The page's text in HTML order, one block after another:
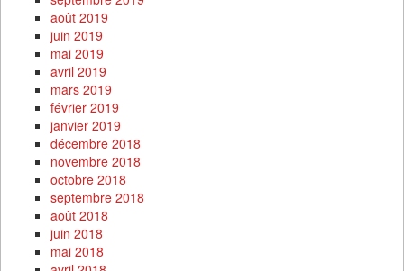
août 2019
juin 2019
mai 2019
avril 2019
mars 2019
février 2019
janvier 2019
décembre 2018
novembre 2018
octobre 2018
septembre 2018
août 2018
juin 2018
mai 2018